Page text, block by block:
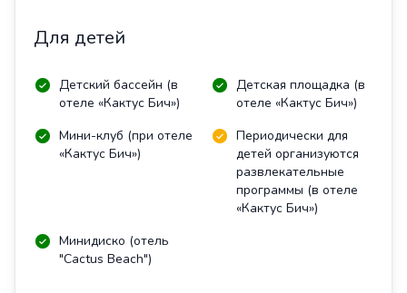
Для детей
Детский бассейн (в
отеле «Кактус Бич»)
Детская площадка (в
отеле «Кактус Бич»)
Мини-клуб (при отеле
«Кактус Бич»)
Периодически для
детей организуются
развлекательные
программы (в отеле
«Кактус Бич»)
Минидиско (отель
"Cactus Beach")